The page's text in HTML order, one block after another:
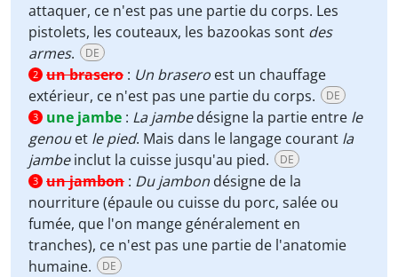
attaquer, ce n'est pas une partie du corps. Les
pistolets, les couteaux, les bazookas sont des
armes. DE
2 un brasero : Un brasero est un chauffage
extérieur, ce n'est pas une partie du corps.
DE
3 une jambe : La jambedésigne la partie entre le
genouet le pied. Mais dans le langage courant la
jambeinclut la cuisse jusqu'au pied. DE
3 un jambon : Du jambon désigne de la
nourriture (épaule ou cuisse du porc, salée ou
fumée, que l'on mange généralement en
tranches), ce n'est pas une partie de l'anatomie
humaine.
DE